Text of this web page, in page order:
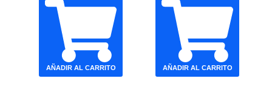
AÑADIR AL CARRITO AÑADIR AL CARRITO